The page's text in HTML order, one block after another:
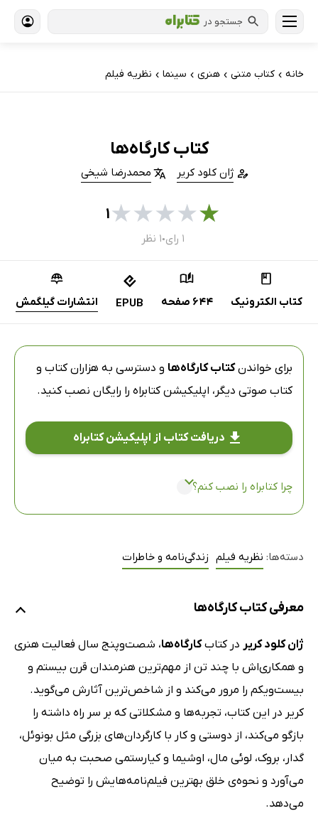
جستجو در
خانه › کتاب‌ متنی › هنری › سینما › نظریه فیلم
کتاب کارگاه‌ها
ژان کلود کریر محمدرضا شیخی
★
★
★
★
★۱
۱ رای ● ۱ نظر
کتاب الکترونیک 644 صفحه EPUB انتشارات گیلگمش
برای خواندنکتاب کارگاه‌ها و دسترسی به هزاران کتاب و
کتاب صوتی دیگر، اپلیکیشن کتابراه را رایگان نصب کنید.
دریافت کتاب از اپلیکیشن کتابراه
چرا کتابراه را نصب کنم؟
دسته‌ها: نظریه فیلم زندگی‌نامه و خاطرات
معرفی کتاب کارگاه‌ها
ژان کلود کریر در کتابکارگاه‌ها، شصت‌وپنج سال فعالیت هنری
و همکاری‌اش با چند تن از مهم‌ترین هنرمندان قرن بیستم و
بیست‌ویکم را مرور می‌کند و از شاخص‌ترین آثارش می‌گوید.
کریر در این کتاب، تجربه‌ها و مشکلاتی که بر سر راه داشته را
بازگو می‌کند، از دوستی و کار با کارگردان‌های بزرگی مثل بونوئل،
گدار، بروک، لوئی مال، اوشیما و کیارستمی صحبت به میان
می‌آورد و نحوه‌ی خلق بهترین فیلم‌نامه‌هایش را توضیح
می‌دهد.